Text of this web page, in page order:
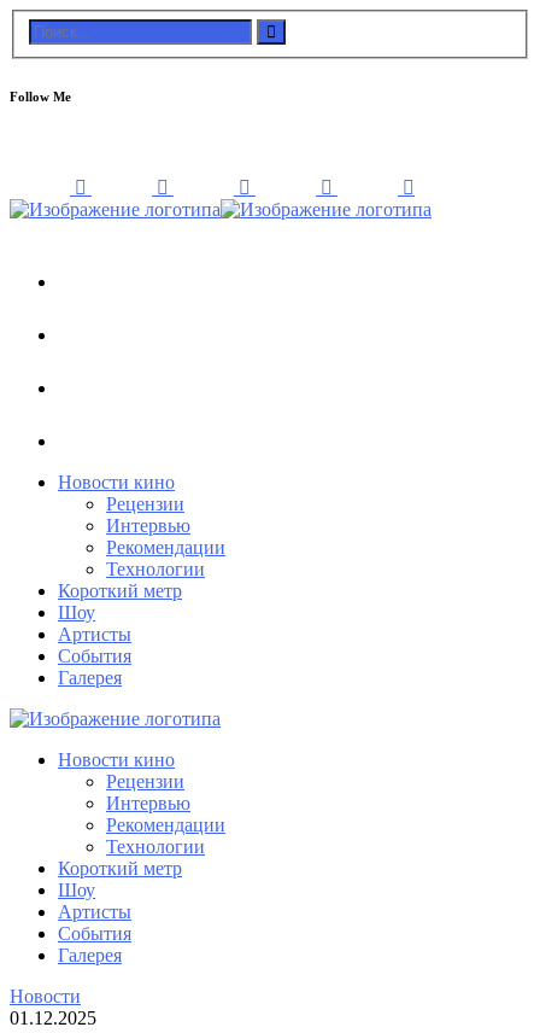
Follow Me
Новости кино
Рецензии
Интервью
Рекомендации
Технологии
Короткий метр
Шоу
Артисты
События
Галерея
Новости кино
Рецензии
Интервью
Рекомендации
Технологии
Короткий метр
Шоу
Артисты
События
Галерея
Новости
01.12.2025